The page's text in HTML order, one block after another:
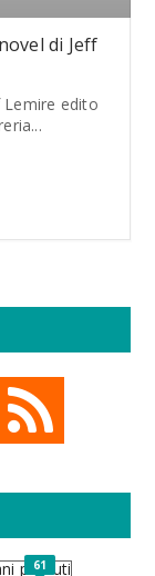
di Jeff
Lemire edito
61